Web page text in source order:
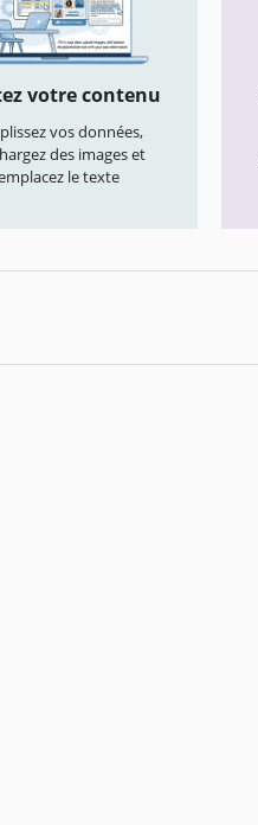
votre contenu
vos données,
des images et
le texte